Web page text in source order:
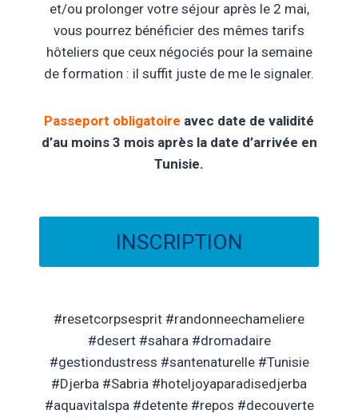
et/ou prolonger votre séjour après le 2 mai,
vous pourrez bénéficier des mêmes tarifs
hôteliers que ceux négociés pour la semaine
de formation : il suffit juste de me le signaler.
Passeport obligatoire avec date de validité
d’au moins 3 mois après la date d’arrivée en
Tunisie.
INSCRIPTION
#resetcorpsesprit #randonneechameliere
#desert #sahara #dromadaire
#gestiondustress #santenaturelle #Tunisie
#Djerba #Sabria #hoteljoyaparadisedjerba
#aquavitalspa #detente #repos #decouverte